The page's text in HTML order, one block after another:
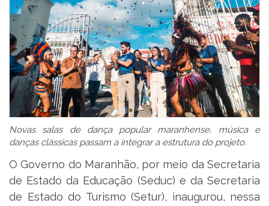
Novas salas de dança popular maranhense, música e
danças clássicas passam a integrar a estrutura do projeto.
O Governo do Maranhão, por meio da Secretaria
de Estado da Educação (Seduc) e da Secretaria
de Estado do Turismo (Setur), inaugurou, nessa